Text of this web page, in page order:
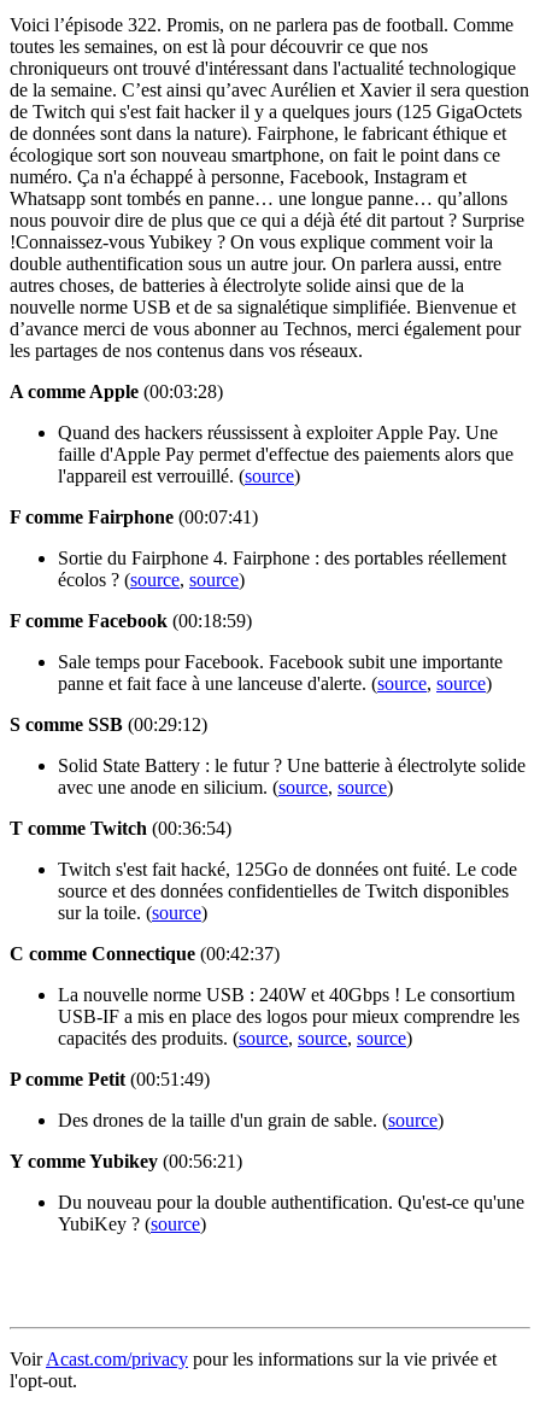
Voici l’épisode 322. Promis, on ne parlera pas de football. Comme
toutes les semaines, on est là pour découvrir ce que nos
chroniqueurs ont trouvé d'intéressant dans l'actualité technologique
de la semaine. C’est ainsi qu’avec Aurélien et Xavier il sera question
de Twitch qui s'est fait hacker il y a quelques jours (125 GigaOctets
de données sont dans la nature). Fairphone, le fabricant éthique et
écologique sort son nouveau smartphone, on fait le point dans ce
numéro. Ça n'a échappé à personne, Facebook, Instagram et
Whatsapp sont tombés en panne… une longue panne… qu’allons
nous pouvoir dire de plus que ce qui a déjà été dit partout ? Surprise
!Connaissez-vous Yubikey ? On vous explique comment voir la
double authentification sous un autre jour. On parlera aussi, entre
autres choses, de batteries à électrolyte solide ainsi que de la
nouvelle norme USB et de sa signalétique simplifiée. Bienvenue et
d’avance merci de vous abonner au Technos, merci également pour
les partages de nos contenus dans vos réseaux.
A comme Apple (00:03:28)
Quand des hackers réussissent à exploiter Apple Pay. Une
faille d'Apple Pay permet d'effectue des paiements alors que
l'appareil est verrouillé. (source)
F comme Fairphone (00:07:41)
Sortie du Fairphone 4. Fairphone : des portables réellement
écolos ? (source, source)
F comme Facebook (00:18:59)
Sale temps pour Facebook. Facebook subit une importante
panne et fait face à une lanceuse d'alerte. (source, source)
S comme SSB (00:29:12)
Solid State Battery : le futur ? Une batterie à électrolyte solide
avec une anode en silicium. (source, source)
T comme Twitch (00:36:54)
Twitch s'est fait hacké, 125Go de données ont fuité. Le code
source et des données confidentielles de Twitch disponibles
sur la toile. (source)
C comme Connectique (00:42:37)
La nouvelle norme USB : 240W et 40Gbps ! Le consortium
USB-IF a mis en place des logos pour mieux comprendre les
capacités des produits. (source, source, source)
P comme Petit (00:51:49)
Des drones de la taille d'un grain de sable. (source)
Y comme Yubikey (00:56:21)
Du nouveau pour la double authentification. Qu'est-ce qu'une
YubiKey ? (source)
VoirAcast.com/privacy pour les informations sur la vie privée et
l'opt-out.